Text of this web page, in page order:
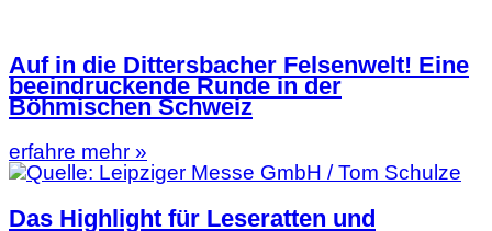
Auf in die Dittersbacher Felsenwelt! Eine
beeindruckende Runde in der
Böhmischen Schweiz
erfahre mehr »
Das Highlight für Leseratten und